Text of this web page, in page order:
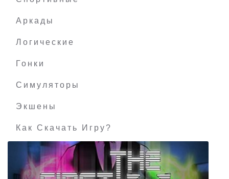
Аркады
Логические
Гонки
Симуляторы
Экшены
Как Скачать Игру?